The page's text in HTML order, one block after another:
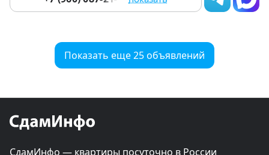
Показать еще 25 объявлений
СдамИнфо — квартиры посуточно в России